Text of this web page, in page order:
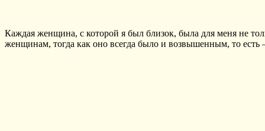
Каждая женщина, с которой я был близок, была для меня не
женщинам, тогда как оно всегда было и возвышенным, то есть